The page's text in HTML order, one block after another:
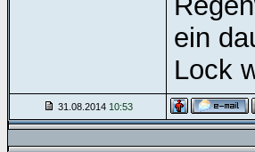
ein
Lock
31.08.2014 10:53